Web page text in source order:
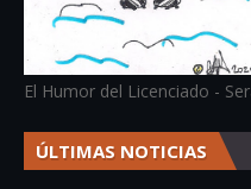
El Humor del Licenciado -
ÚLTIMAS NOTICIAS